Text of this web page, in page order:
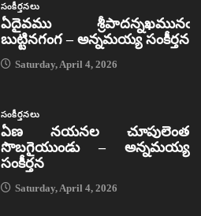
సంకీర్తనలు
ఏదైవము శ్రీపాదన్నఖమునఁ
బుట్టినగంగ – అన్నమయ్య సంకీర్తన
Saturday, April 4, 2026
సంకీర్తనలు
ఏణ నయనల చూపులెంత
సొబగైయుండు – అన్నమయ్య
సంకీర్తన
Saturday, April 4, 2026